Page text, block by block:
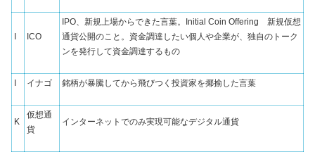
ICO
IPO、新規上場からできた言葉。Initial Coin Offering 新規仮想
通貨公開のこと。資金調達したい個人や企業が、独自のトーク
ンを発行して資金調達するもの
イナゴ 銘柄が暴騰してから飛びつく投資家を揶揄した言葉
K
仮想通
貨
インターネットでのみ実現可能なデジタル通貨